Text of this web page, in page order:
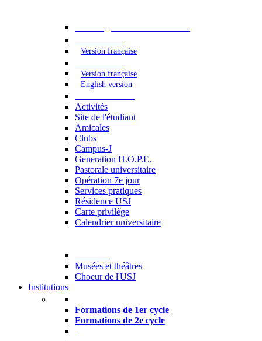
Version française
Version française
English version
Activités
Site de l'étudiant
Amicales
Clubs
Campus-J
Generation H.O.P.E.
Pastorale universitaire
Opération 7e jour
Services pratiques
Résidence USJ
Carte privilège
Calendrier universitaire
Musées et théâtres
Choeur de l'USJ
Institutions
Formations de 1er cycle
Formations de 2e cycle